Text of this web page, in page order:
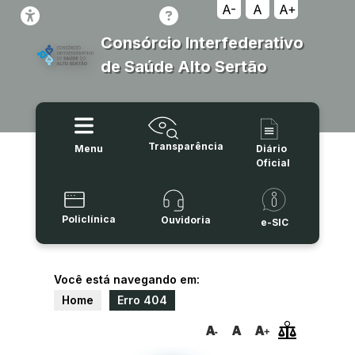
A- A A+
Consórcio Interfederativo
de Saúde Alto Sertão
Menu Transparência
Diário
Oficial
Policlínica Ouvidoria e-SIC
Você está navegando em:
Home
Erro 404